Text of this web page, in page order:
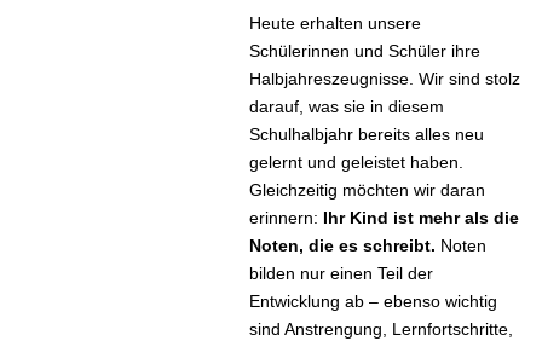
Heute erhalten unsere
Schülerinnen und Schüler ihre
Halbjahreszeugnisse. Wir sind stolz
darauf, was sie in diesem
Schulhalbjahr bereits alles neu
gelernt und geleistet haben.
Gleichzeitig möchten wir daran
erinnern: Ihr Kind ist mehr als die
Noten, die es schreibt. Noten
bilden nur einen Teil der
Entwicklung ab – ebenso wichtig
sind Anstrengung, Lernfortschritte,